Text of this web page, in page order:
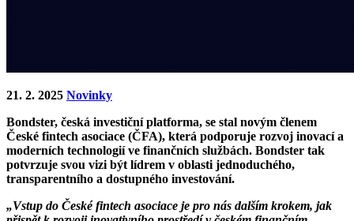
21. 2. 2025 Novinky
Bondster, česká investiční platforma, se stal novým členem
České fintech asociace (ČFA), která podporuje rozvoj inovací a
moderních technologií ve finančních službách. Bondster tak
potvrzuje svou vizi být lídrem v oblasti jednoduchého,
transparentního a dostupného investování.
„Vstup do České fintech asociace je pro nás dalším krokem, jak